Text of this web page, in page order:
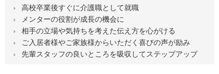
高校卒業後すぐに介護職として就職
メンターの役割が成長の機会に
相手の立場や気持ちを考えた伝え方を心がける
ご入居者様やご家族様からいただく喜びの声が励み
先輩スタッフの良いところを吸収してステップアップ